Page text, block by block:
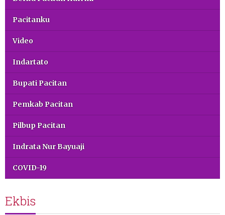
Pacitanku
Video
Indartato
Bupati Pacitan
Pemkab Pacitan
Pilbup Pacitan
Indrata Nur Bayuaji
COVID-19
Ekbis